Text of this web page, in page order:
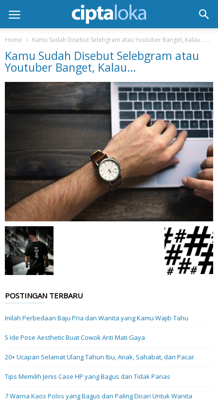
Home Kamu Sudah Disebut Selebgram atau Youtuber Banget, Kalau…
Kamu Sudah Disebut Selebgram atau
Youtuber Banget, Kalau…
POSTINGAN TERBARU
Inilah Perbedaan Baju Pria dan Wanita yang Kamu Wajib Tahu
5 Ide Pose Aesthetic Buat Cowok Anti Mati Gaya
20+ Ucapan Selamat Ulang Tahun Ibu, Anak, Sahabat, dan Pacar
Tips Memilih Jenis Case HP yang Bagus dan Tidak Panas
7 Warna Kaos Polos yang Bagus dan Paling Dicari Untuk Wanita